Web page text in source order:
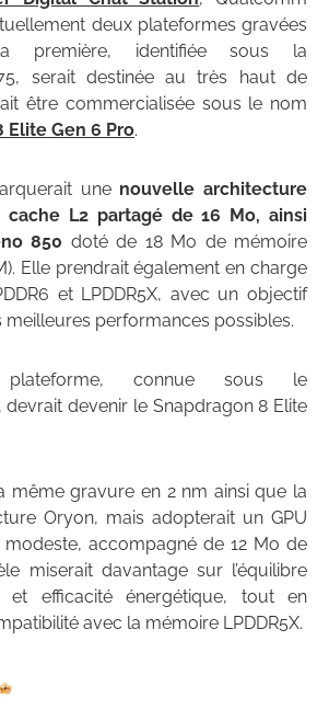
deux plateformes gravées
identifiée sous la
serait destinée au très haut de
être commercialisée sous le nom
Elite Gen 6 Pro.
une nouvelle architecture
cache L2 partagé de 16 Mo, ainsi
850 doté de 18 Mo de mémoire
Elle prendrait également en charge
et LPDDR5X, avec un objectif
meilleures performances possibles.
connue sous le
devrait devenir le Snapdragon 8 Elite
même gravure en 2 nm ainsi que la
Oryon, mais adopterait un GPU
accompagné de 12 Mo de
miserait davantage sur l’équilibre
et efficacité énergétique, tout en
avec la mémoire LPDDR5X.